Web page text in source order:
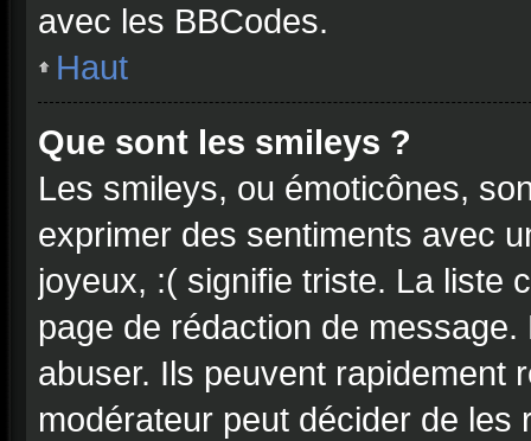
avec les BBCodes.
Haut
Que sont les smileys ?
Les smileys, ou émoticônes,
exprimer des sentiments avec
joyeux, :( signifie triste. La liste
page de rédaction de
abuser. Ils peuvent rapidement
modérateur peut décider de les